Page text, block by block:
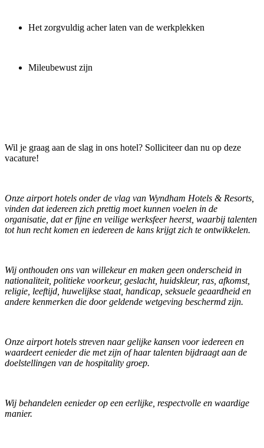
Het zorgvuldig acher laten van de werkplekken
Mileubewust zijn
Wil je graag aan de slag in ons hotel? Solliciteer dan nu op deze
vacature!
Onze airport hotels onder de vlag van Wyndham Hotels & Resorts,
vinden dat iedereen zich prettig moet kunnen voelen in de
organisatie, dat er fijne en veilige werksfeer heerst, waarbij talenten
tot hun recht komen en iedereen de kans krijgt zich te ontwikkelen.
Wij onthouden ons van willekeur en maken geen onderscheid in
nationaliteit, politieke voorkeur, geslacht, huidskleur, ras, afkomst,
religie, leeftijd, huwelijkse staat, handicap, seksuele geaardheid en
andere kenmerken die door geldende wetgeving beschermd zijn.
Onze airport hotels streven naar gelijke kansen voor iedereen en
waardeert eenieder die met zijn of haar talenten bijdraagt aan de
doelstellingen van de hospitality groep.
Wij behandelen eenieder op een eerlijke, respectvolle en waardige
manier.